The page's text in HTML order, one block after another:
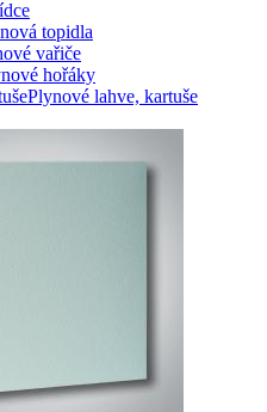
topidla
vařiče
hořáky
Plynové lahve, kartuše